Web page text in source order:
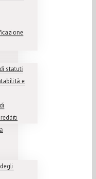
statuti
e